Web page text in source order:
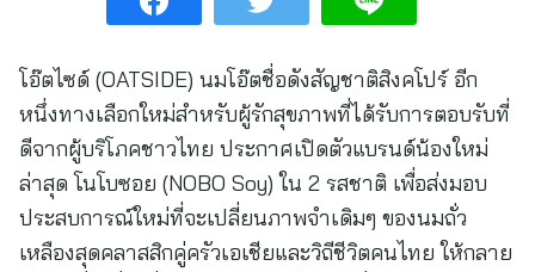
โอ๊ตไซด์ (OATSIDE) นมโอ๊ตชื่อดังสัญชาติสิงคโปร์ อีก
หนึ่งทางเลือกใหม่สำหรับผู้รักสุขภาพที่ได้รับการตอบรับที่
ดีจากผู้บริโภคชาวไทย ประกาศเปิดตัวแบรนด์น้องใหม่
ล่าสุด โนโบซอย (NOBO Soy) ใน 2 รสชาติ เพื่อส่งมอบ
ประสบการณ์ใหม่ที่จะเปลี่ยนภาพจำเดิมๆ ของนมถั่ว
เหลืองสุดคลาสสิกคู่ครัวเอเชียและวิถีชีวิตคนไทย ให้กลาย